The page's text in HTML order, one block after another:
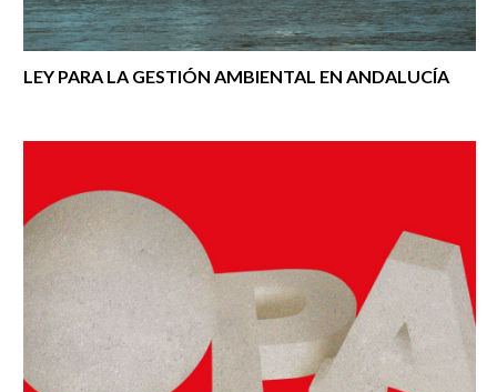
LEY PARA LA GESTIÓN AMBIENTAL EN ANDALUCÍA